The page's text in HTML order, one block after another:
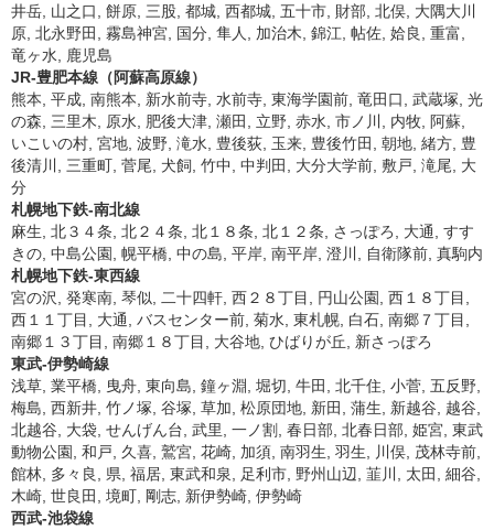
井岳, 山之口, 餅原, 三股, 都城, 西都城, 五十市, 財部, 北俣, 大隅大川
原, 北永野田, 霧島神宮, 国分, 隼人, 加治木, 錦江, 帖佐, 姶良, 重富,
竜ヶ水, 鹿児島
JR-豊肥本線（阿蘇高原線）
熊本, 平成, 南熊本, 新水前寺, 水前寺, 東海学園前, 竜田口, 武蔵塚, 光
の森, 三里木, 原水, 肥後大津, 瀬田, 立野, 赤水, 市ノ川, 内牧, 阿蘇,
いこいの村, 宮地, 波野, 滝水, 豊後荻, 玉来, 豊後竹田, 朝地, 緒方, 豊
後清川, 三重町, 菅尾, 犬飼, 竹中, 中判田, 大分大学前, 敷戸, 滝尾, 大
分
札幌地下鉄-南北線
麻生, 北３４条, 北２４条, 北１８条, 北１２条, さっぽろ, 大通, すす
きの, 中島公園, 幌平橋, 中の島, 平岸, 南平岸, 澄川, 自衛隊前, 真駒内
札幌地下鉄-東西線
宮の沢, 発寒南, 琴似, 二十四軒, 西２８丁目, 円山公園, 西１８丁目,
西１１丁目, 大通, バスセンター前, 菊水, 東札幌, 白石, 南郷７丁目,
南郷１３丁目, 南郷１８丁目, 大谷地, ひばりが丘, 新さっぽろ
東武-伊勢崎線
浅草, 業平橋, 曳舟, 東向島, 鐘ヶ淵, 堀切, 牛田, 北千住, 小菅, 五反野,
梅島, 西新井, 竹ノ塚, 谷塚, 草加, 松原団地, 新田, 蒲生, 新越谷, 越谷,
北越谷, 大袋, せんげん台, 武里, 一ノ割, 春日部, 北春日部, 姫宮, 東武
動物公園, 和戸, 久喜, 鷲宮, 花崎, 加須, 南羽生, 羽生, 川俣, 茂林寺前,
館林, 多々良, 県, 福居, 東武和泉, 足利市, 野州山辺, 韮川, 太田, 細谷,
木崎, 世良田, 境町, 剛志, 新伊勢崎, 伊勢崎
西武-池袋線